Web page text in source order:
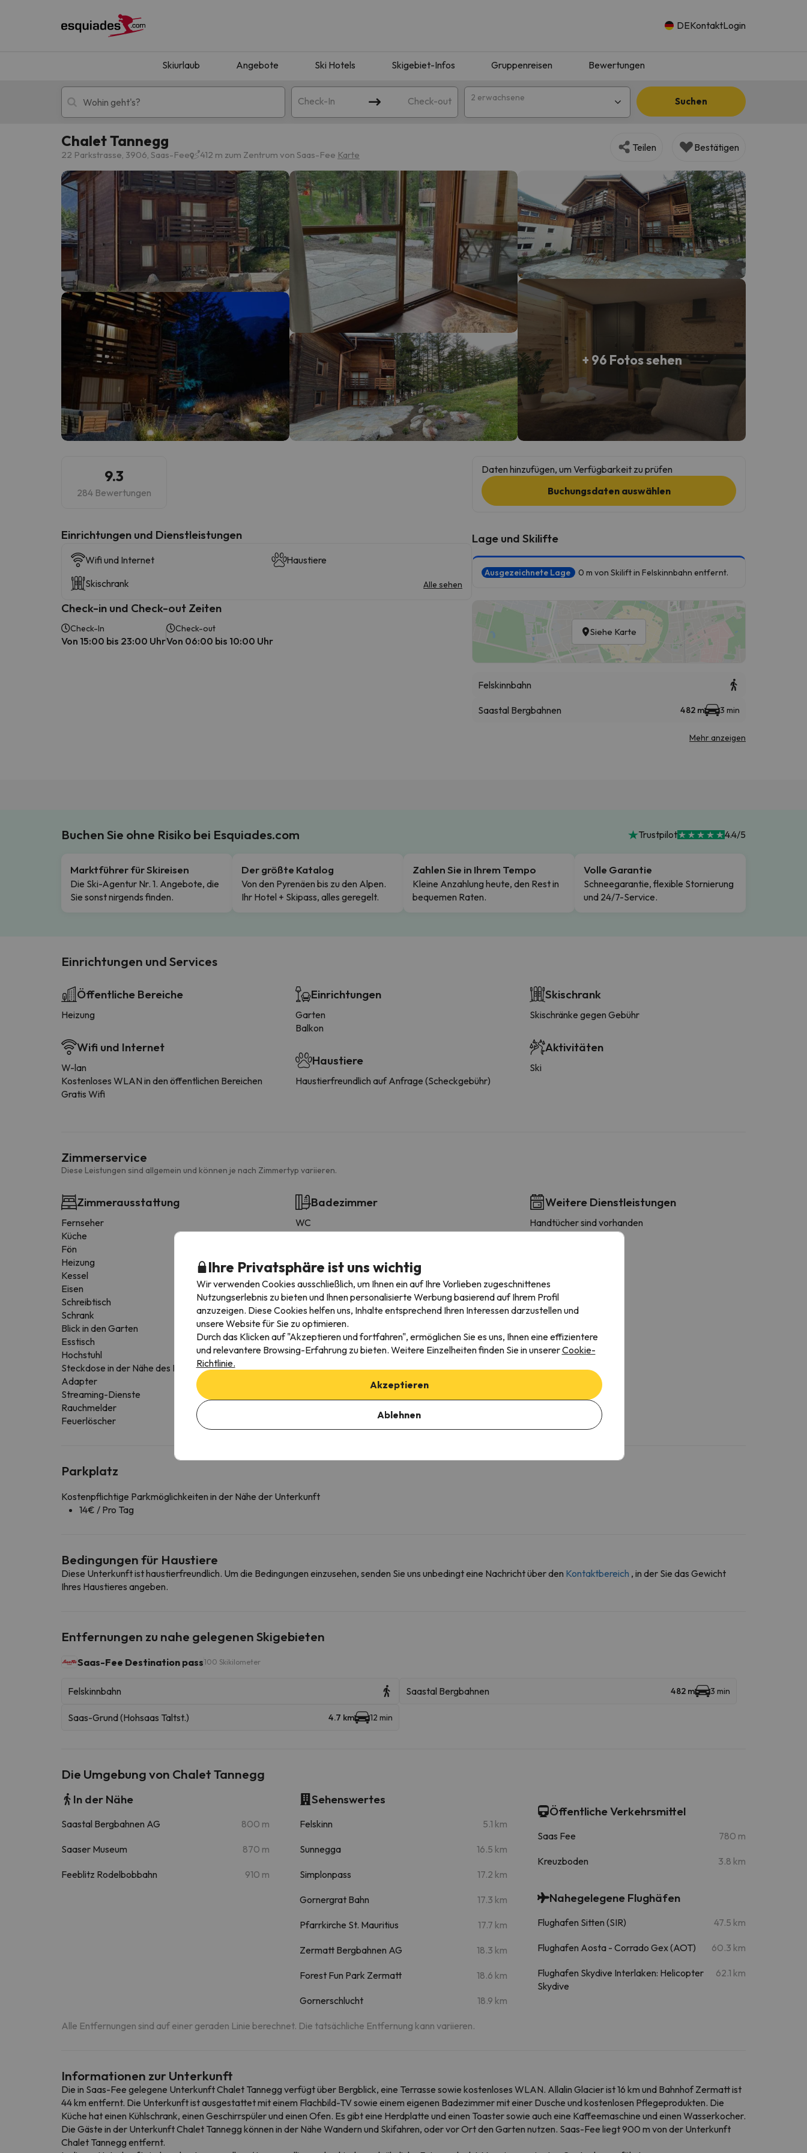
DEKontaktLogin
Skiurlaub Angebote Ski Hotels Skigebiet-Infos Gruppenreisen Bewertungen
Check-In Check-out 2 erwachsene Suchen
Skiurlaub Berghotels
Oops, wir haben keine Ergebnisse gefunden, die Ihrer Suche entsprechen. Versuchen Sie, das Ziel zu ändern.
Es sieht so aus, als hätte sich unser Sucher verirrt. Sobald er seinen Kompass gefunden hat, wird er zurück sein.
Chalet Tannegg
22 Parkstrasse, 3906, Saas-Fee 412 m zum Zentrum von Saas-Fee Karte
Teilen Bestätigen
+ 96 Fotos sehen
9.3
284 Bewertungen
​Einrichtungen und Dienstleistungen
Wifi und Internet
Haustiere
Skischrank
Alle sehen
Check-in und Check-out Zeiten
Check-In
Von 15:00 bis 23:00 Uhr
Check-out
Von 06:00 bis 10:00 Uhr
Daten hinzufügen, um Verfügbarkeit zu prüfen
Buchungsdaten auswählen
Lage und Skilifte
Ausgezeichnete Lage 0 m von Skilift in Felskinnbahn entfernt.
Siehe Karte
Felskinnbahn
Saastal Bergbahnen 482 m 3 min
Mehr anzeigen
Buchen Sie ohne Risiko bei Esquiades.com Trustpilot 4.4/5
Marktführer für Skireisen
Die Ski-Agentur Nr. 1. Angebote, die
Sie sonst nirgends finden.
Der größte Katalog
Von den Pyrenäen bis zu den Alpen.
Ihr Hotel + Skipass, alles geregelt.
Zahlen Sie in Ihrem Tempo
Kleine Anzahlung heute, den Rest in
bequemen Raten.
Volle Garantie
Schneegarantie, flexible Stornierung
und 24/7-Service.
Einrichtungen und Services
Öffentliche Bereiche
Heizung
Wifi und Internet
W-lan
Kostenloses WLAN in den öffentlichen Bereichen
Gratis Wifi
Einrichtungen
Garten
Balkon
Haustiere
Haustierfreundlich auf Anfrage (Scheckgebühr)
Skischrank
Skischränke gegen Gebühr
Aktivitäten
Ski
Zimmerservice
Diese Leistungen sind allgemein und können je nach Zimmertyp variieren.
Zimmerausstattung
Fernseher
Küche
Fön
Heizung
Kessel
Eisen
Schreibtisch
Schrank
Blick in den Garten
Esstisch
Hochstuhl
Steckdose in der Nähe des Bettes
Adapter
Streaming-Dienste
Rauchmelder
Feuerlöscher
Badezimmer
WC
Dusche
Dusche oder Badewanne
Privates Badezimmer
Toilettenpapier
Bodengleiche Dusche
Shampoo
Konditionierer
Duschgel
Weitere Dienstleistungen
Handtücher sind vorhanden
Waschmaschine
Cafetière
Toaster
Kochgeschirr
Essecke
Herde
Parkplatz
Kostenpflichtige Parkmöglichkeiten in der Nähe der Unterkunft
14€ / Pro Tag
Bedingungen für Haustiere
Diese Unterkunft ist haustierfreundlich. Um die Bedingungen einzusehen, senden Sie uns unbedingt eine Nachricht über den Kontaktbereich , in der Sie das Gewicht
Ihres Haustieres angeben.
Entfernungen zu nahe gelegenen Skigebieten
Saas-Fee Destination pass100 Skikilometer
Felskinnbahn Saastal Bergbahnen 482 m 3 min
Saas-Grund (Hohsaas Taltst.) 4.7 km 12 min
Die Umgebung von Chalet Tannegg
In der Nähe
Saastal Bergbahnen AG 800 m
Saaser Museum 870 m
Feeblitz Rodelbobbahn 910 m
Sehenswertes
Felskinn 5.1 km
Sunnegga 16.5 km
Simplonpass 17.2 km
Gornergrat Bahn 17.3 km
Pfarrkirche St. Mauritius 17.7 km
Zermatt Bergbahnen AG 18.3 km
Forest Fun Park Zermatt 18.6 km
Gornerschlucht 18.9 km
Öffentliche Verkehrsmittel
Saas Fee 780 m
Kreuzboden 3.8 km
Nahegelegene Flughäfen
Flughafen Sitten (SIR) 47.5 km
Flughafen Aosta - Corrado Gex (AOT) 60.3 km
Flughafen Skydive Interlaken: Helicopter
Skydive
62.1 km
Alle Entfernungen sind auf einer geraden Linie berechnet. Die tatsächliche Entfernung kann variieren.
Informationen zur Unterkunft
Die in Saas-Fee gelegene Unterkunft Chalet Tannegg verfügt über Bergblick, eine Terrasse sowie kostenloses WLAN. Allalin Glacier ist 16 km und Bahnhof Zermatt ist
44 km entfernt. Die Unterkunft ist ausgestattet mit einem Flachbild-TV sowie einem eigenen Badezimmer mit einer Dusche und kostenlosen Pflegeprodukten. Die
Küche hat einen Kühlschrank, einen Geschirrspüler und einen Ofen. Es gibt eine Herdplatte und einen Toaster sowie auch eine Kaffeemaschine und einen Wasserkocher.
Die Gäste in der Unterkunft Chalet Tannegg können in der Nähe Wandern und Skifahren, oder vor Ort den Garten nutzen. Saas-Fee liegt 900 m von der Unterkunft
Chalet Tannegg entfernt.
Ihre Privatsphäre ist uns wichtig
Wir verwenden Cookies ausschließlich, um Ihnen ein auf Ihre Vorlieben zugeschnittenes
Nutzungserlebnis zu bieten und Ihnen personalisierte Werbung basierend auf Ihrem Profil
anzuzeigen. Diese Cookies helfen uns, Inhalte entsprechend Ihren Interessen darzustellen und
unsere Website für Sie zu optimieren.
Durch das Klicken auf "Akzeptieren und fortfahren", ermöglichen Sie es uns, Ihnen eine effizientere
und relevantere Browsing-Erfahrung zu bieten. Weitere Einzelheiten finden Sie in unsererCookie-
Richtlinie.
Akzeptieren
Ablehnen